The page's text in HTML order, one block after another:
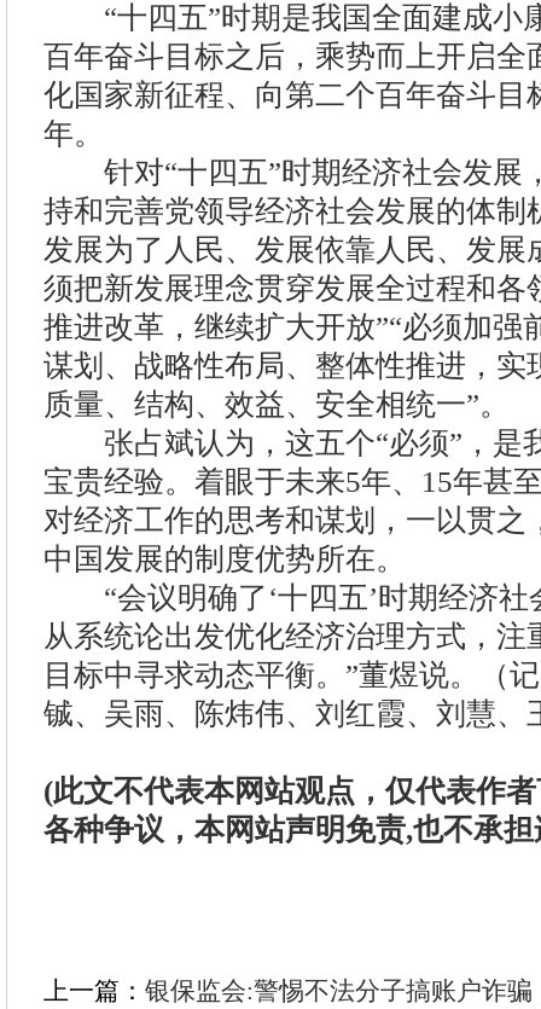
“十四五”时期是我国全面建成小
百年奋斗目标之后，乘势而上开启全
化国家新征程、向第二个百年奋斗目
年。
针对“十四五”时期经济社会发展
持和完善党领导经济社会发展的体制
发展为了人民、发展依靠人民、发展
须把新发展理念贯穿发展全过程和各
推进改革，继续扩大开放”“必须加强
谋划、战略性布局、整体性推进，实
质量、结构、效益、安全相统一”。
张占斌认为，这五个“必须”，是
宝贵经验。着眼于未来5年、15年甚
对经济工作的思考和谋划，一以贯之
中国发展的制度优势所在。
“会议明确了‘十四五’时期经济社
从系统论出发优化经济治理方式，注
目标中寻求动态平衡。”董煜说。（
铖、吴雨、陈炜伟、刘红霞、刘慧、
(此文不代表本网站观点，仅代表作
各种争议，本网站声明免责,也不承
上一篇： 银保监会:警惕不法分子搞账户诈骗